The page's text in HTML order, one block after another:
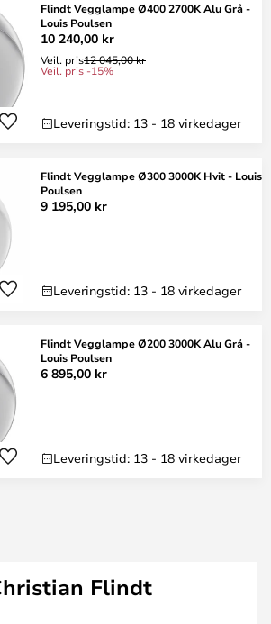
Flindt Vegglampe Ø400 2700K Alu Grå -
Louis Poulsen
10 240,00 kr
Veil. pris12 045,00 kr
Veil. pris -15%
Leveringstid: 13 - 18 virkedager
Flindt Vegglampe Ø300 3000K Hvit - Louis
Poulsen
9 195,00 kr
Leveringstid: 13 - 18 virkedager
Flindt Vegglampe Ø200 3000K Alu Grå -
Louis Poulsen
6 895,00 kr
Leveringstid: 13 - 18 virkedager
Flindt